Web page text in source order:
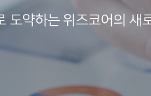
도약하는 위즈코어의 새